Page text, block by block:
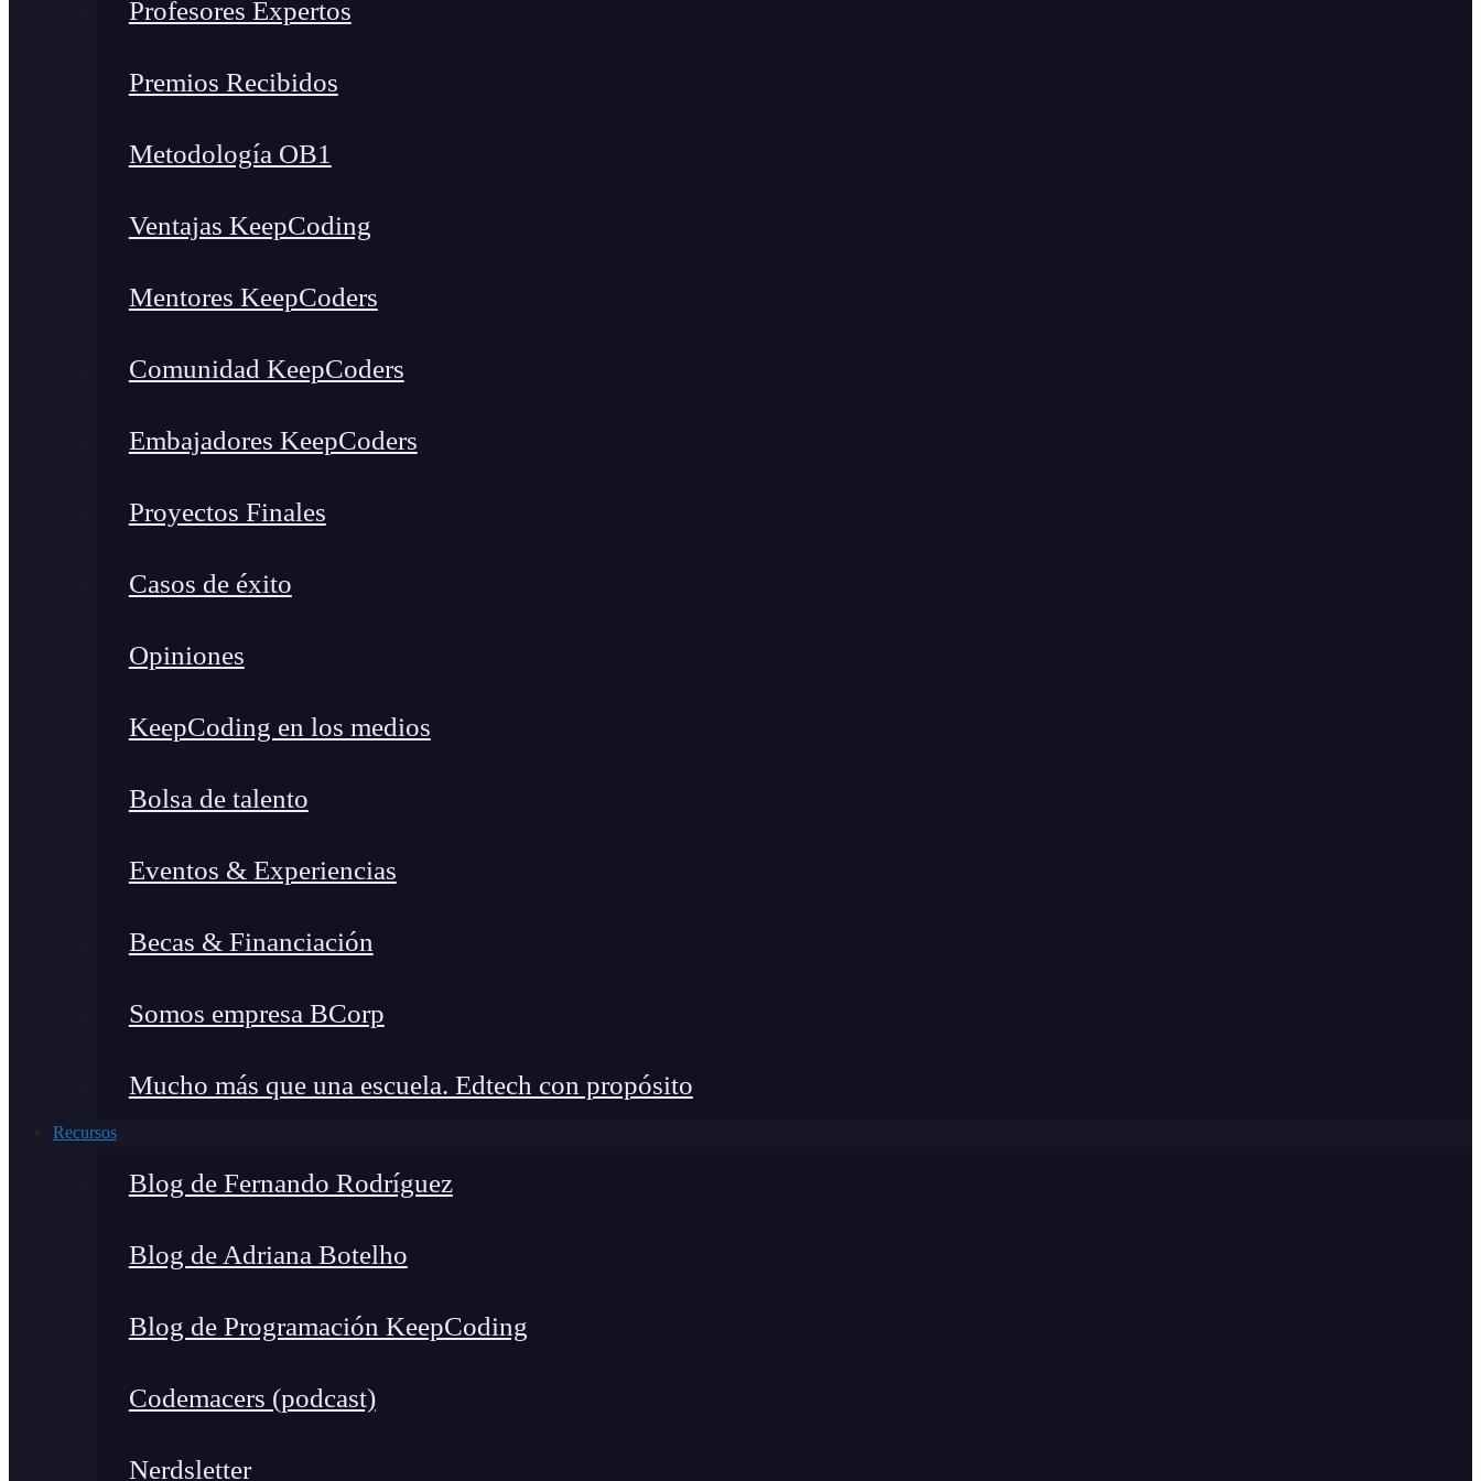
Profesores Expertos
Premios Recibidos
Metodología OB1
Ventajas KeepCoding
Mentores KeepCoders
Comunidad KeepCoders
Embajadores KeepCoders
Proyectos Finales
Casos de éxito
Opiniones
KeepCoding en los medios
Bolsa de talento
Eventos & Experiencias
Becas & Financiación
Somos empresa BCorp
Mucho más que una escuela. Edtech con propósito
Recursos
Blog de Fernando Rodríguez
Blog de Adriana Botelho
Blog de Programación KeepCoding
Codemacers (podcast)
Nerdsletter